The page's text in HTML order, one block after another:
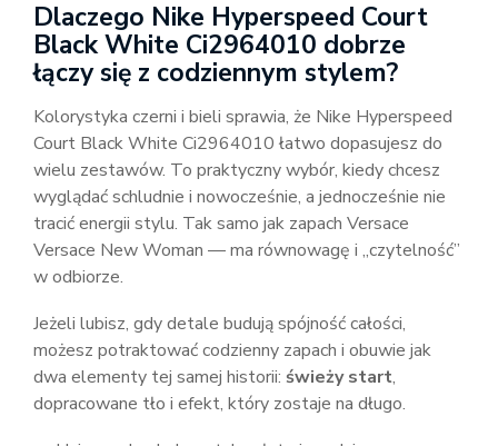
Dlaczego Nike Hyperspeed Court
Black White Ci2964010 dobrze
łączy się z codziennym stylem?
Kolorystyka czerni i bieli sprawia, że Nike Hyperspeed
Court Black White Ci2964010 łatwo dopasujesz do
wielu zestawów. To praktyczny wybór, kiedy chcesz
wyglądać schludnie i nowocześnie, a jednocześnie nie
tracić energii stylu. Tak samo jak zapach Versace
Versace New Woman — ma równowagę i „czytelność”
w odbiorze.
Jeżeli lubisz, gdy detale budują spójność całości,
możesz potraktować codzienny zapach i obuwie jak
dwa elementy tej samej historii: świeży start,
dopracowane tło i efekt, który zostaje na długo.